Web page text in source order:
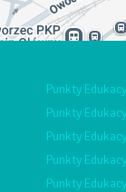
Punkty
Punkty
Punkty
Punkty
Punkty